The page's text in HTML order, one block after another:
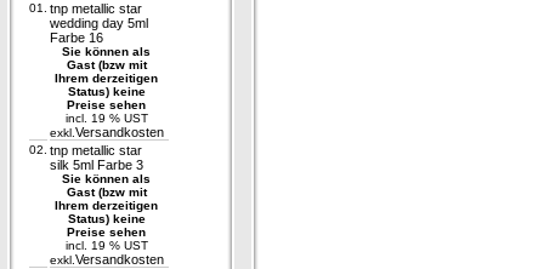
01.
tnp metallic star
wedding day 5ml
Farbe 16
Sie können als
Gast (bzw mit
Ihrem derzeitigen
Status) keine
Preise sehen
incl. 19 % UST
exkl. Versandkosten
02. tnp metallic star
silk 5ml Farbe 3
Sie können als
Gast (bzw mit
Ihrem derzeitigen
Status) keine
Preise sehen
incl. 19 % UST
exkl. Versandkosten